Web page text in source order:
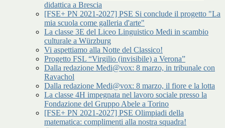
didattica a Brescia
[FSE+ PN 2021-2027] PSE Si conclude il progetto "La
mia scuola come galleria d'arte"
La classe 3E del Liceo Linguistico Medi in scambio
culturale a Würzburg
Vi aspettiamo alla Notte del Classico!
Progetto FSL “Virgilio (invisibile) a Verona”
Dalla redazione Medi@vox: 8 marzo, in tribunale con
Ravachol
Dalla redazione Medi@vox: 8 marzo, il fiore e la lotta
La classe 4H impegnata nel lavoro sociale presso la
Fondazione del Gruppo Abele a Torino
[FSE+ PN 2021-2027] PSE Olimpiadi della
matematica: complimenti alla nostra squadra!